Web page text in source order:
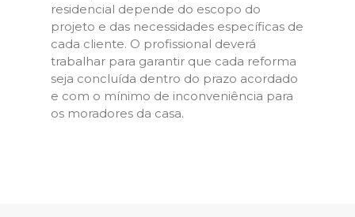
residencial depende do escopo do
projeto e das necessidades específicas de
cada cliente. O profissional deverá
trabalhar para garantir que cada reforma
seja concluída dentro do prazo acordado
e com o mínimo de inconveniência para
os moradores da casa.